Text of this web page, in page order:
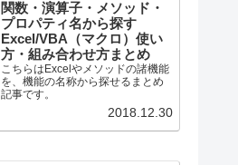
関数・演算子・メソッド・
プロパティ名から探す
Excel/VBA（マクロ）使い
方・組み合わせ方まとめ
こちらはExcelやメソッドの諸機能
を、機能の名称から探せるまとめ
記事です。
2018.12.30